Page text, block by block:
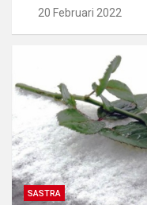
20 Februari 2022
SASTRA